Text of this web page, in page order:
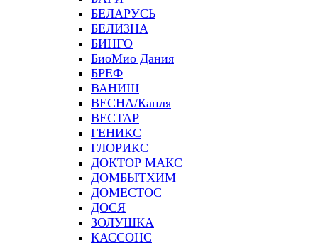
БЕЛАРУСЬ
БЕЛИЗНА
БИНГО
БиоМио Дания
БРЕФ
ВАНИШ
ВЕСНА/Капля
ВЕСТАР
ГЕНИКС
ГЛОРИКС
ДОКТОР МАКС
ДОМБЫТХИМ
ДОМЕСТОС
ДОСЯ
ЗОЛУШКА
КАССОНС